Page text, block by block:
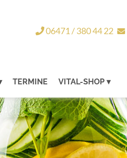
06471 / 380 44 22
TERMINE VITAL-SHOP